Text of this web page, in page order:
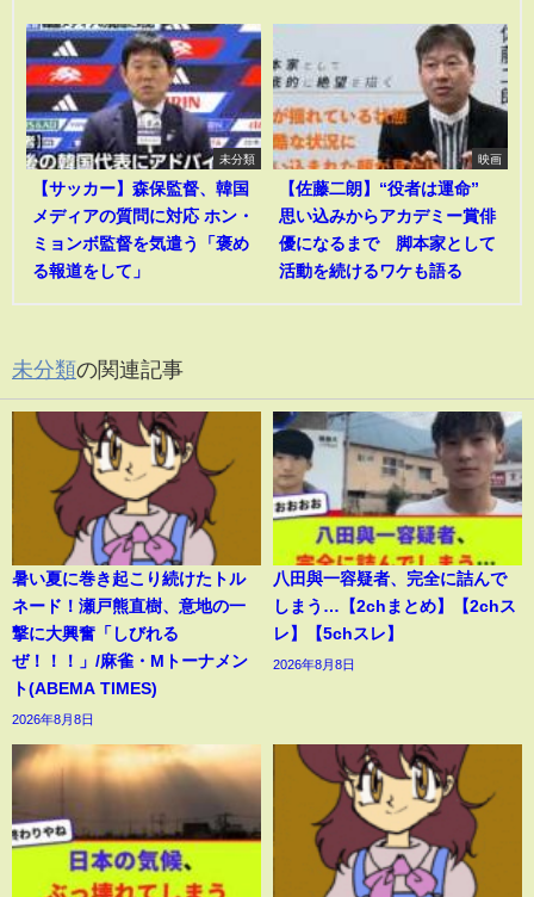
未分類
【サッカー】森保監督、韓国
メディアの質問に対応 ホン・
ミョンボ監督を気遣う「褒め
る報道をして」
映画
【佐藤二朗】“役者は運命”
思い込みからアカデミー賞俳
優になるまで 脚本家として
活動を続けるワケも語る
未分類の関連記事
暑い夏に巻き起こり続けたトル
ネード！瀬戸熊直樹、意地の一
撃に大興奮「しびれる
ぜ！！！」/麻雀・Mトーナメン
ト(ABEMA TIMES)
2026年8月8日
八田與一容疑者、完全に詰んで
しまう…【2chまとめ】【2chス
レ】【5chスレ】
2026年8月8日